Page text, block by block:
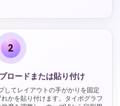
2
ロードまたは貼り付け
してレイアウトの手がかりを固定
かを貼り付けます。タイポグラフ